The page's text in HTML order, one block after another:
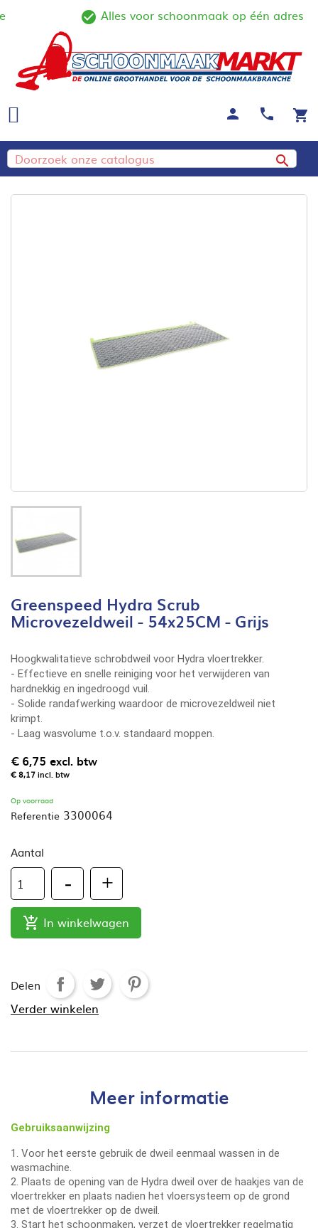
check_circle_outline
Alles voor schoonmaak op één adres
shopping_cart
call
person

Greenspeed Hydra Scrub
Microvezeldweil - 54x25CM - Grijs
Hoogkwalitatieve schrobdweil voor Hydra vloertrekker.
- Effectieve en snelle reiniging voor het verwijderen van
hardnekkig en ingedroogd vuil.
- Solide randafwerking waardoor de microvezeldweil niet
krimpt.
- Laag wasvolume t.o.v. standaard moppen.
€ 6,75 excl. btw
€ 8,17incl. btw
Op voorraad
Referentie 3300064
Aantal
 In winkelwagen
Delen
Verder winkelen
Meer informatie
Gebruiksaanwijzing
1. Voor het eerste gebruik de dweil eenmaal wassen in de
wasmachine.
2. Plaats de opening van de Hydra dweil over de haakjes van de
vloertrekker en plaats nadien het vloersysteem op de grond
met de vloertrekker op de dweil.
3. Start het schoonmaken, verzet de vloertrekker regelmatig